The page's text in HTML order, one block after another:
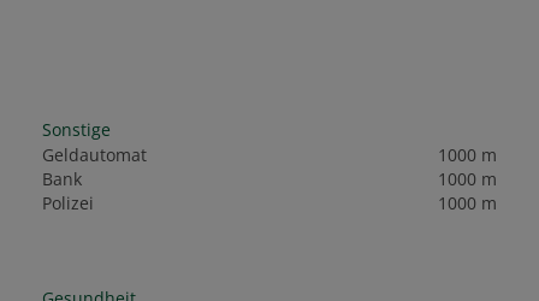
Sonstige
Geldautomat
1000 m
Bank
1000 m
Polizei
1000 m